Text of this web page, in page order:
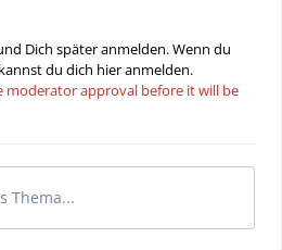
Dich später anmelden. Wenn du
du dich hieranmelden.
moderator approval before it will be
Thema...